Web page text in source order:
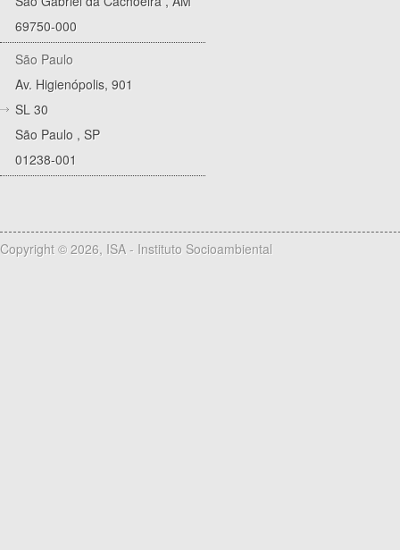
69750-000
São Paulo
Av. Higienópolis, 901
SL 30
São Paulo , SP
01238-001
Copyright © 2026, ISA - Instituto Socioambiental